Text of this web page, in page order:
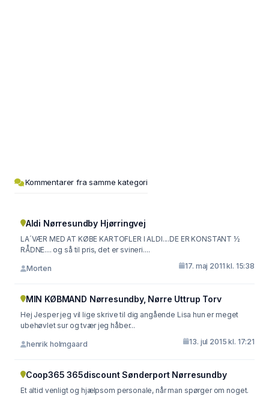
Kommentarer fra samme kategori
Aldi Nørresundby Hjørringvej
LA´VÆR MED AT KØBE KARTOFLER I ALDI....DE ER KONSTANT ½
RÅDNE.... og så til pris, det er svineri....
Morten 17. maj 2011 kl. 15:38
MIN KØBMAND Nørresundby, Nørre Uttrup Torv
Hej Jesper jeg vil lige skrive til dig angående Lisa hun er meget
ubehøvlet sur og tvær jeg håber...
henrik holmgaard 13. jul 2015 kl. 17:21
Coop365 365discount Sønderport Nørresundby
Et altid venligt og hjælpsom personale, når man spørger om noget.